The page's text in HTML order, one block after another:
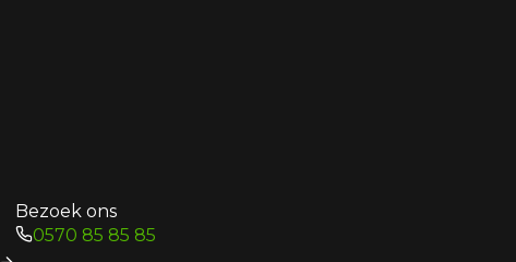
Bezoek ons
0570 85 85 85